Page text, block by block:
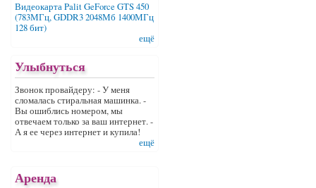
Видеокарта Palit GeForce GTS 450
(783МГц, GDDR3 2048Мб 1400МГц
128 бит)
ещё
Улыбнуться
Звонок провайдеру: - У меня
сломалась стиральная машинка. -
Вы ошиблись номером, мы
отвечаем только за ваш интернет. -
А я ее через интернет и купила!
ещё
Аренда